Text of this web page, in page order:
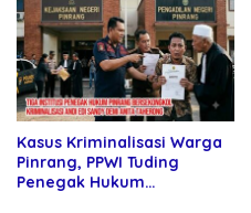
Kasus Kriminalisasi Warga
Pinrang, PPWI Tuding
Penegak Hukum